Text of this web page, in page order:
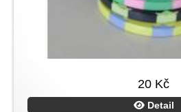
20 Kč
Detail